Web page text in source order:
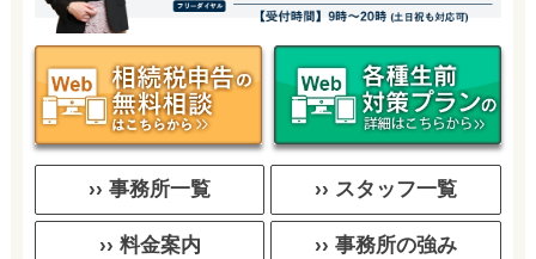
›› 事務所一覧 ›› スタッフ一覧
›› 料金案内 ›› 事務所の強み